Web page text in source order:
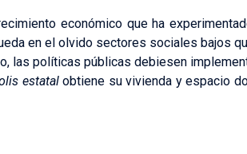
económico que ha
en el olvido sectores sociales bajos
las políticas públicas debiesen
estatalobtiene su vivienda y espacio